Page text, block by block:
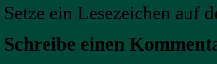
Setze ein Lesezeichen auf
Schreibe einen